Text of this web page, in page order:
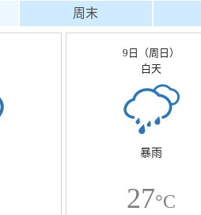
周末
9日（周日）
白天
暴雨
27°C